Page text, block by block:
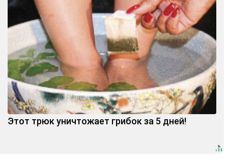
Этот трюк уничтожает грибок за 5 дней!